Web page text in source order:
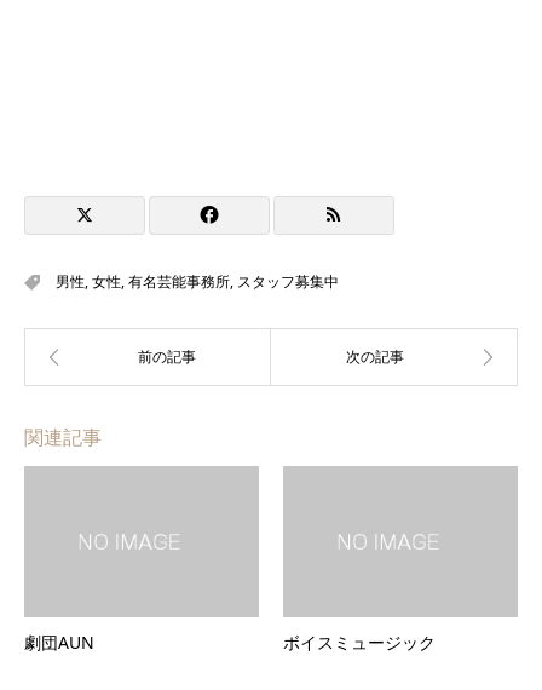
男性,女性,有名芸能事務所, スタッフ募集中
関連記事
劇団AUN ボイスミュージック